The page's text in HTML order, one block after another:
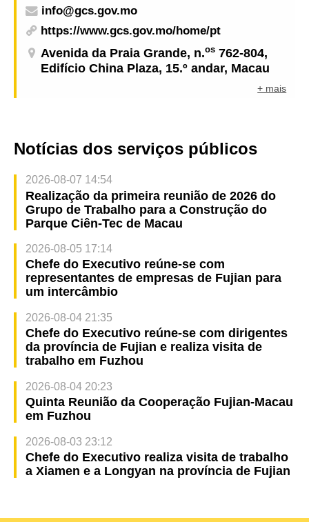
info@gcs.gov.mo
https://www.gcs.gov.mo/home/pt
Avenida da Praia Grande, n.os 762-804,
Edifício China Plaza, 15.º andar, Macau
+ mais
Notícias dos serviços públicos
2026-08-07 14:54
Realização da primeira reunião de 2026 do
Grupo de Trabalho para a Construção do
Parque Ciên-Tec de Macau
2026-08-05 17:14
Chefe do Executivo reúne-se com
representantes de empresas de Fujian para
um intercâmbio
2026-08-04 21:35
Chefe do Executivo reúne-se com dirigentes
da província de Fujian e realiza visita de
trabalho em Fuzhou
2026-08-04 20:23
Quinta Reunião da Cooperação Fujian-Macau
em Fuzhou
2026-08-03 23:12
Chefe do Executivo realiza visita de trabalho
a Xiamen e a Longyan na província de Fujian